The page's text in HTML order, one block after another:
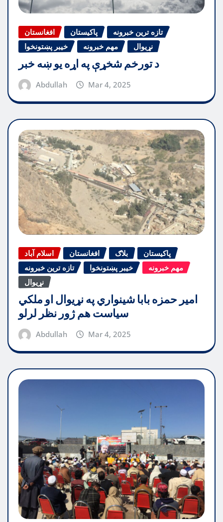
افغانستان پاکیستان
تازه ترین خبرونه
خیبر پښتونخوا
مهم خبرونه نړیوال
د تورخم شخړې په اړه یو ښه خبر
Abdullah Mar 4, 2025
اسلام آباد افغانستان بلاګ
پاکیستان
تازه ترین خبرونه
خیبر پښتونخوا
مهم خبرونه
نړیوال
امیر حمزه بابا شینواري په نړیوال او ملکي
سیاست هم ژور نظر لرلو
Abdullah Mar 4, 2025